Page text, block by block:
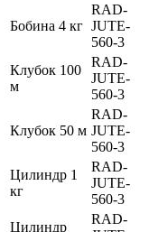
Бобина 4 кг
RAD-
JUTE-
560-3
Клубок 100
м
RAD-
JUTE-
560-3
Клубок 50 м
RAD-
JUTE-
560-3
Цилиндр 1
кг
RAD-
JUTE-
560-3
Цилиндр
RAD-